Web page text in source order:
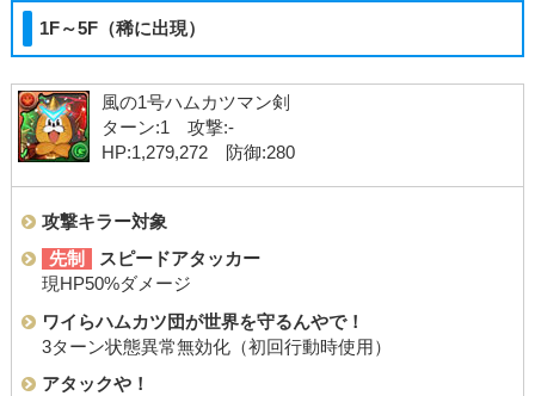
1F～5F（稀に出現）
風の1号ハムカツマン剣
ターン:1 攻撃:-
HP:1,279,272 防御:280
攻撃キラー対象
先制
スピードアタッカー
現HP50%ダメージ
ワイらハムカツ団が世界を守るんやで！
3ターン状態異常無効化（初回行動時使用）
アタックや！